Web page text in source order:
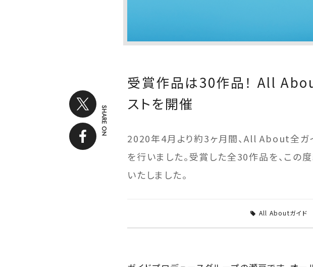
SHARE ON
受賞作品は30作品！ All
ストを開催
2020年4月より約3ヶ月間、All About全ガ
を行いました。受賞した全30作品を、この
いたしました。
All Aboutガイド